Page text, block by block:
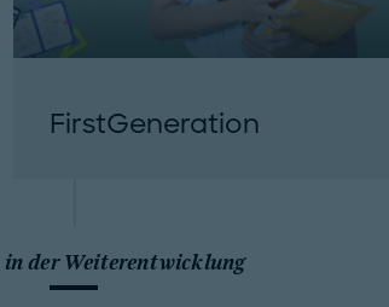
FirstGeneration
der Weiterentwicklung